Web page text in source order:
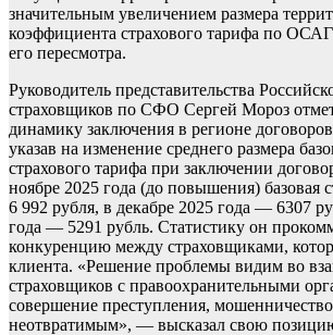
значительным увеличением размера
коэффициента страхового тарифа по
его пересмотра.
Руководитель представительства
страховщиков по СФО Сергей Мороз
динамику заключения в регионе
указав на изменение среднего размера
страхового тарифа при заключении
ноябре 2025 года (до повышения) базовая
6 992 рубля, в декабре 2025 года — 6307
года — 5291 рубль. Статистику он
конкуренцию между страховщиками,
клиента. «Решение проблемы видим во
страховщиков с правоохранительными
совершение преступления,
неотвратимым», — высказал свою